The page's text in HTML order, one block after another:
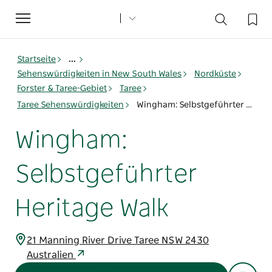
Toggle
navigation
Startseite
...
Sehenswürdigkeiten in New South Wales
Nordküste
Forster & Taree-Gebiet
Taree
Taree Sehenswürdigkeiten
Wingham: Selbstgeführter Heritage Walk
Wingham:
Selbstgeführter
Heritage Walk
21 Manning River Drive Taree NSW 2430
Australien